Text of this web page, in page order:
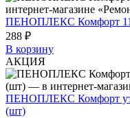
ПЕНОПЛЕКС Комфорт
288 ₽
В корзину
АКЦИЯ
ПЕНОПЛЕКС Комфорт
(шт)